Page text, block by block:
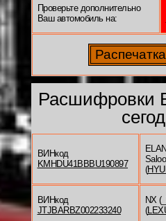
Проверьте дополнительно
Ваш автомобиль на:
Расшифровки
ВИНкод
KMHDU41BBBU190897
(
ВИНкод
JTJBARBZ002233240
NX
(